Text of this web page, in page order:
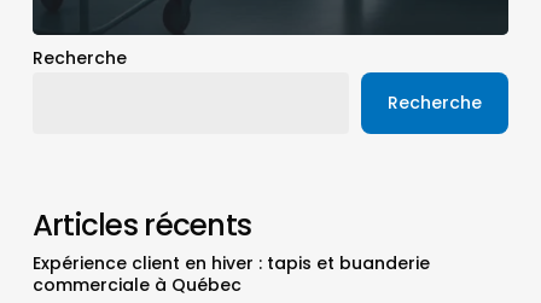
Recherche
Recherche
Articles récents
Expérience client en hiver : tapis et buanderie
commerciale à Québec